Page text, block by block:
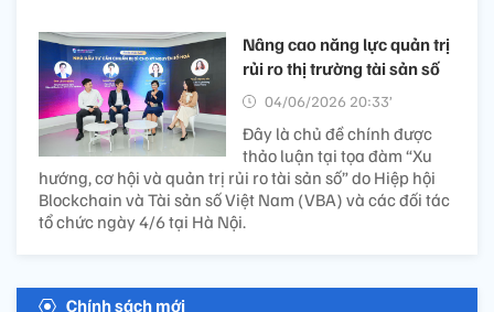
Nâng cao năng lực quản trị
rủi ro thị trường tài sản số
04/06/2026 20:33’
Đây là chủ đề chính được
thảo luận tại tọa đàm “Xu
hướng, cơ hội và quản trị rủi ro tài sản số” do Hiệp hội
Blockchain và Tài sản số Việt Nam (VBA) và các đối tác
tổ chức ngày 4/6 tại Hà Nội.
Chính sách mới